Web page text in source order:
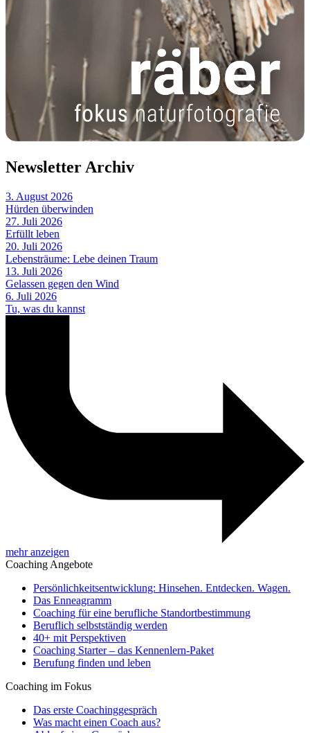
Newsletter Archiv
3. August 2026
Hürden überwinden
27. Juli 2026
Erfüllt leben
20. Juli 2026
Lebensträume: Lebe deinen Traum
13. Juli 2026
Gelassen gegen den Wind
6. Juli 2026
Tu, was du kannst
mehr anzeigen
Coaching Angebote
Persönlichkeitsentwicklung: Hinsehen. Entdecken. Wagen.
Das Enneagramm
Coaching für eine berufliche Standortbestimmung
Beruflich selbstständig werden
40+ mit Perspektiven
Coaching Starter – das Kennenlern-Paket
Berufung finden und leben
Coaching im Fokus
Das erste Coachinggespräch
Was macht einen Coach aus?